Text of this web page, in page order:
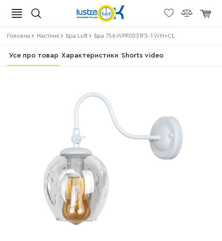
Головна Настінні Бра Loft Бра 756WPR0231F3-1 WH+CL
Усе про товар Характеристики Shorts video